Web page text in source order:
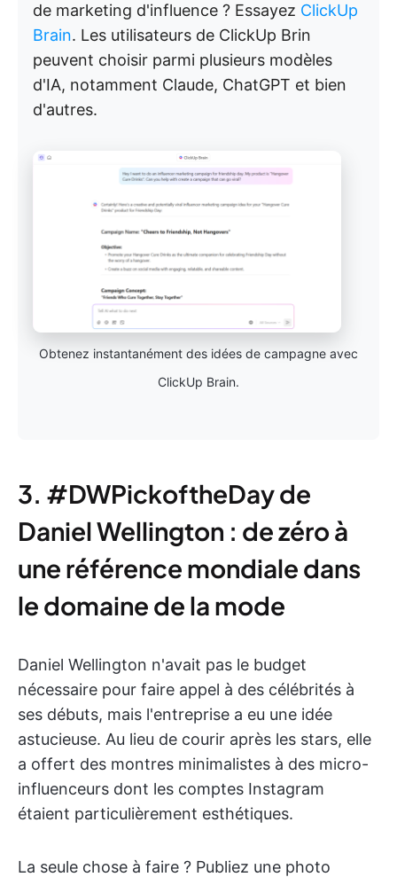
de marketing d'influence ? Essayez ClickUp
Brain. Les utilisateurs de ClickUp Brin
peuvent choisir parmi plusieurs modèles
d'IA, notamment Claude, ChatGPT et bien
d'autres.
Obtenez instantanément des idées de campagne avec
ClickUp Brain.
3. #DWPickoftheDay de
Daniel Wellington : de zéro à
une référence mondiale dans
le domaine de la mode
Daniel Wellington n'avait pas le budget
nécessaire pour faire appel à des célébrités à
ses débuts, mais l'entreprise a eu une idée
astucieuse. Au lieu de courir après les stars, elle
a offert des montres minimalistes à des micro-
influenceurs dont les comptes Instagram
étaient particulièrement esthétiques.
La seule chose à faire ? Publiez une photo